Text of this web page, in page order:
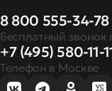
8 800 555-34-78
Бесплатный звонок
+7 (495) 580-11-
Телефон в Москве